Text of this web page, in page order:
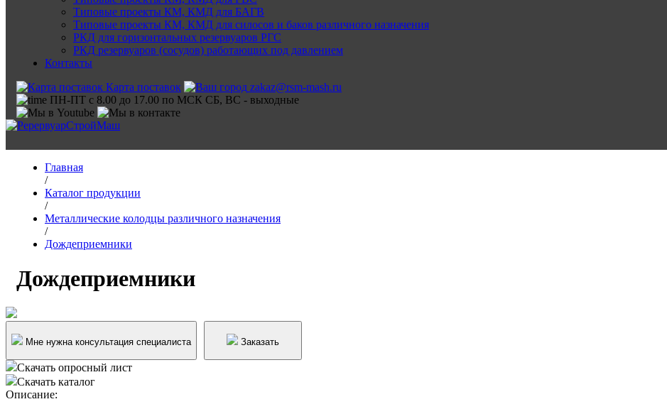
Типовые проекты КМ, КМД для БАГВ
Типовые проекты КМ, КМД для силосов и баков различного назначения
РКД для горизонтальных резервуаров РГС
РКД резервуаров (сосудов) работающих под давлением
Контакты
Карта поставок
zakaz@rsm-mash.ru
ПН-ПТ с 8.00 до 17.00 по МСК СБ, ВС - выходные
Главная
/
Каталог продукции
/
Металлические колодцы различного назначения
/
Дождеприемники
Дождеприемники
Мне нужна консультация специалиста Заказать
Скачать опросный лист
Скачать каталог
Описание: